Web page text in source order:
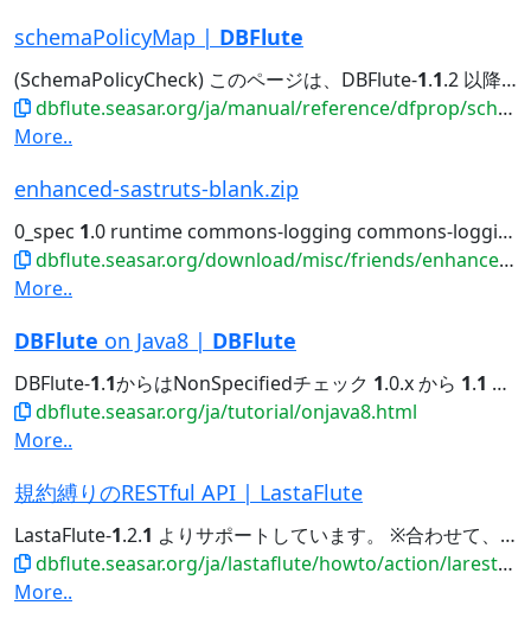
schemaPolicyMap | DBFlute
(SchemaPolicyCheck) このページは、DBFlute-1.1.2 以降を前提としています。 (
dbflute.seasar.org/ja/manual/reference/dfprop/schemapolicy/index.html
More..
enhanced-sastruts-blank.zip
0_spec 1.0 runtime commons-logging commons-logging
dbflute.seasar.org/download/misc/friends/enhanced-sastruts-blank.zip
More..
DBFlute on Java8 | DBFlute
DBFlute-1.1からはNonSpecifiedチェック 1.0.x から 1.1
dbflute.seasar.org/ja/tutorial/onjava8.html
More..
規約縛りのRESTful API | LastaFlute
LastaFlute-1.2.1 よりサポートしています。 ※合わせて、LastaMeta-0.5.
dbflute.seasar.org/ja/lastaflute/howto/action/larestfulapi.html
More..